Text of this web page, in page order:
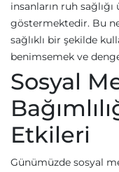
insanların ruh
göstermektedir. Bu
sağlıklı bir şekilde
benimsemek ve
Sosyal
Etkileri
Günümüzde sosyal